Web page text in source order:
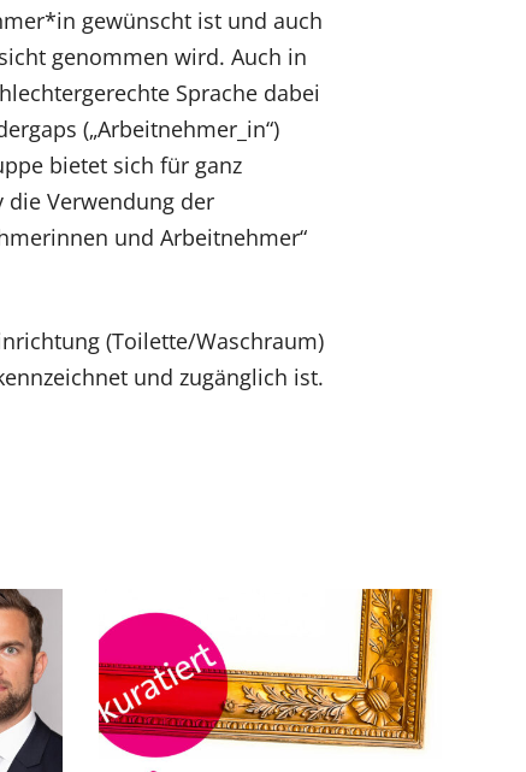
gewünscht ist und auch
genommen wird. Auch in
Sprache dabei
(„Arbeitnehmer_in“)
bietet sich für ganz
die Verwendung der
und Arbeitnehmer“
(Toilette/Waschraum)
und zugänglich ist.